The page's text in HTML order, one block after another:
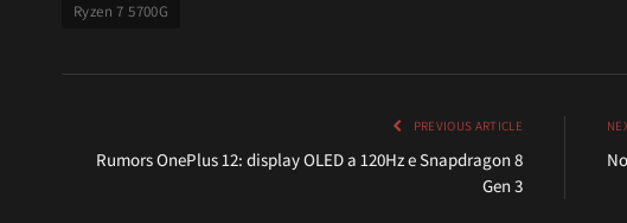
Ryzen 7 5700G
PREVIOUS ARTICLE
Rumors OnePlus 12: display OLED a 120Hz e Snapdragon 8
Gen 3